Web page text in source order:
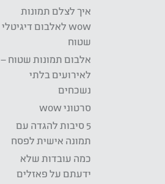
איך לצלם תמונות
wow לאלבום דיגיטלי
שטוח
אלבום תמונות שטוח –
לאירועים בלתי
נשכחים
סרטוני wow
5 סיבות להגדה עם
תמונה אישית לפסח
כמה עובדות שלא
ידעתם על פאזלים